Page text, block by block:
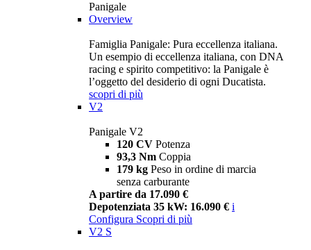
Panigale
Overview
Famiglia Panigale: Pura eccellenza italiana.
Un esempio di eccellenza italiana, con DNA
racing e spirito competitivo: la Panigale è
l’oggetto del desiderio di ogni Ducatista.
scopri di più
V2
Panigale V2
120 CV Potenza
93,3 Nm Coppia
179 kg Peso in ordine di marcia
senza carburante
A partire da 17.090 €
Depotenziata 35 kW: 16.090 € i
Configura Scopri di più
V2 S